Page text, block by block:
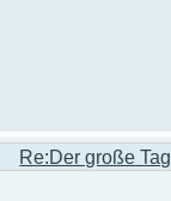
Re:Der große Tag